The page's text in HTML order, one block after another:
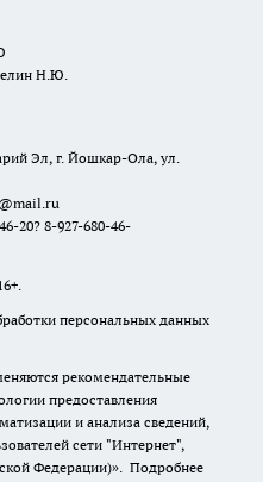
Н.Ю.
Эл, г. Йошкар-Ола, ул.
20? 8-927-680-46-
персональных данных
рекомендательные
предоставления
и анализа сведений,
сети "Интернет",
Федерации)». Подробнее